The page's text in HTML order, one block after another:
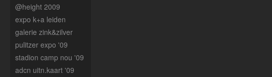
@height 2009
expo k+a leiden
galerie zink&zilver
pulitzer expo '09
stadion camp nou '09
adcn uitn.kaart '09